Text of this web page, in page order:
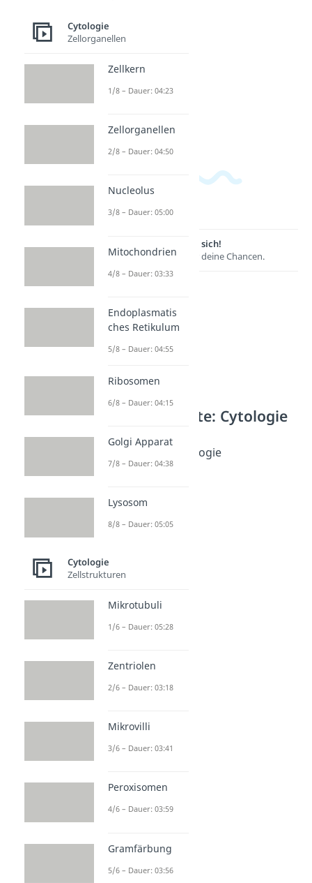
Lernen lohnt sich!
Entdecke hier deine Chancen.
Weitere Inhalte: Cytologie
Biologie
Basiskonzepte Biologie
Dauer: 05:52
Cytologie
Zellorganellen
Zellkern
1/8 – Dauer: 04:23
Zellorganellen
2/8 – Dauer: 04:50
Nucleolus
3/8 – Dauer: 05:00
Mitochondrien
4/8 – Dauer: 03:33
Endoplasmatis
ches Retikulum
5/8 – Dauer: 04:55
Ribosomen
6/8 – Dauer: 04:15
Golgi Apparat
7/8 – Dauer: 04:38
Lysosom
8/8 – Dauer: 05:05
Cytologie
Zellstrukturen
Mikrotubuli
1/6 – Dauer: 05:28
Zentriolen
2/6 – Dauer: 03:18
Mikrovilli
3/6 – Dauer: 03:41
Peroxisomen
4/6 – Dauer: 03:59
Gramfärbung
5/6 – Dauer: 03:56